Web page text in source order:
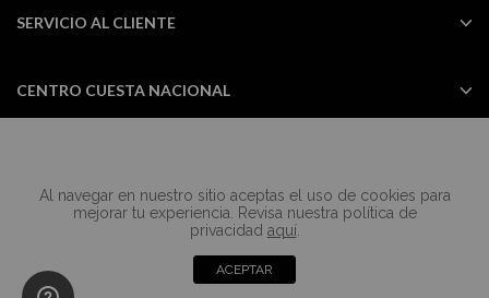
Al navegar en nuestro sitio aceptas el uso de cookies para
mejorar tu experiencia. Revisa nuestra política de
privacidad aquí.
ACEPTAR
SERVICIO AL CLIENTE
CENTRO CUESTA NACIONAL
Todos los derechos reservados Casa
Cuesta ©2024